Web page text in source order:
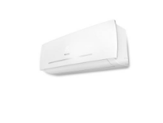
15.9